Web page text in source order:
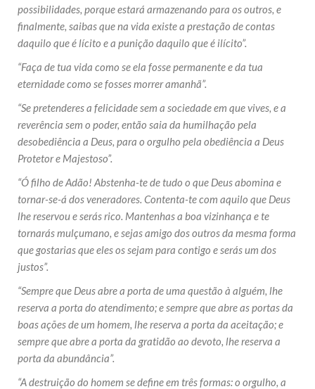
possibilidades, porque estará armazenando para os outros, e
finalmente, saibas que na vida existe a prestação de contas
daquilo que é lícito e a punição daquilo que é ilícito”.
“Faça de tua vida como se ela fosse permanente e da tua
eternidade como se fosses morrer amanhã”.
“Se pretenderes a felicidade sem a sociedade em que vives, e a
reverência sem o poder, então saia da humilhação pela
desobediência a Deus, para o orgulho pela obediência a Deus
Protetor e Majestoso”.
“Ó filho de Adão! Abstenha-te de tudo o que Deus abomina e
tornar-se-á dos veneradores. Contenta-te com aquilo que Deus
lhe reservou e serás rico. Mantenhas a boa vizinhança e te
tornarás mulçumano, e sejas amigo dos outros da mesma forma
que gostarias que eles os sejam para contigo e serás um dos
justos”.
“Sempre que Deus abre a porta de uma questão à alguém, lhe
reserva a porta do atendimento; e sempre que abre as portas da
boas ações de um homem, lhe reserva a porta da aceitação; e
sempre que abre a porta da gratidão ao devoto, lhe reserva a
porta da abundância”.
“A destruição do homem se define em três formas: o orgulho, a